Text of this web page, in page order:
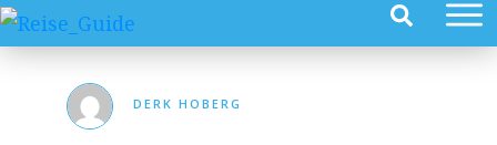
DERK HOBERG